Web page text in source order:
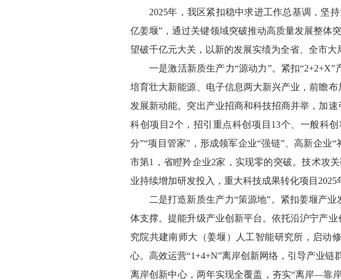
2025年，我区紧扣稳中求进工作总基调，坚
亿姜堰”，通过关键领域突破推动高质量发展整体
望破千亿元大关，以新的发展实绩为全省、全市大
一是激活新质生产力“源动力”。紧扣
培育壮大新能源、电子信息两大新兴产业，前瞻
发展新动能。突出产业招商和科技招商并举，加
科创项目2个，招引重点科创项目13个、一般科
分”“项目管家”，形成领军企业“强链”、高新企业
市第1，省瞪羚企业2家，实现零的突破。技术攻
业持续增加研发投入，重大科技成果转化项目
二是打造新质生产力“策源地”。紧扣姜堰产
体支撑。提能升级产业创新平台。依托沿沪宁产
究院共建南师大（姜堰）人工智能研究所，启动
心。高效运营“1+4+N”离岸创新网络，引导产业
离岸创新中心，两年实现全覆盖，夯实“离岸—靠